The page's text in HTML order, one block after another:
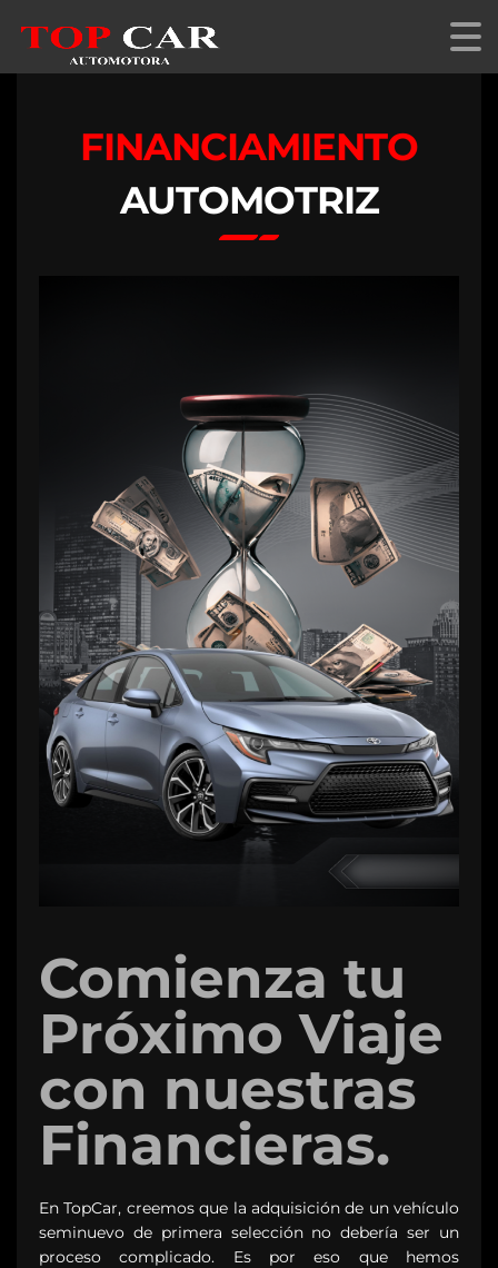
FINANCIAMIENTO
AUTOMOTRIZ
Comienza tu
Próximo Viaje
con nuestras
Financieras.
En TopCar, creemos que la adquisición de un vehículo
seminuevo de primera selección no debería ser un
proceso complicado. Es por eso que hemos